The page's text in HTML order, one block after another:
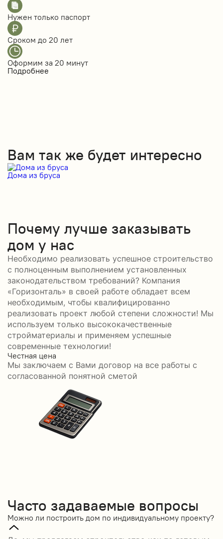
Нужен только паспорт
Сроком до 20 лет
Оформим за 20 минут
Подробнее
Вам так же будет интересно
Дома из бруса
Почему лучше заказывать
дом у нас
Необходимо реализовать успешное строительство
с полноценным выполнением установленных
законодательством требований? Компания
«Горизонталь» в своей работе обладает всем
необходимым, чтобы квалифицированно
реализовать проект любой степени сложности! Мы
используем только высококачественные
стройматериалы и применяем успешные
современные технологии!
Честная цена
Мы заключаем с Вами договор на все работы с
согласованной понятной сметой
Часто задаваемые вопросы
Можно ли построить дом по индивидуальному проекту?